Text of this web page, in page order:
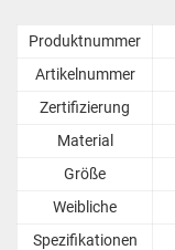
Produktnummer
Artikelnummer
Zertifizierung
Material
Größe
Weibliche
Spezifikationen